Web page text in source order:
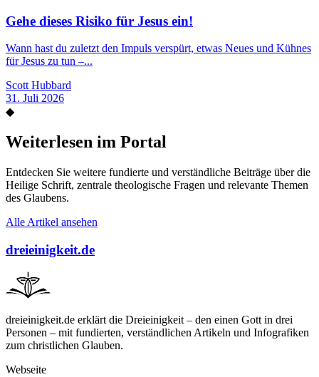
Gehe dieses Risiko für Jesus ein!
Wann hast du zuletzt den Impuls verspürt, etwas Neues und Kühnes
für Jesus zu tun –...
Scott Hubbard
31. Juli 2026
◆
Weiterlesen im Portal
Entdecken Sie weitere fundierte und verständliche Beiträge über die
Heilige Schrift, zentrale theologische Fragen und relevante Themen
des Glaubens.
Alle Artikel ansehen
dreieinigkeit.de
dreieinigkeit.de erklärt die Dreieinigkeit – den einen Gott in drei
Personen – mit fundierten, verständlichen Artikeln und Infografiken
zum christlichen Glauben.
Webseite